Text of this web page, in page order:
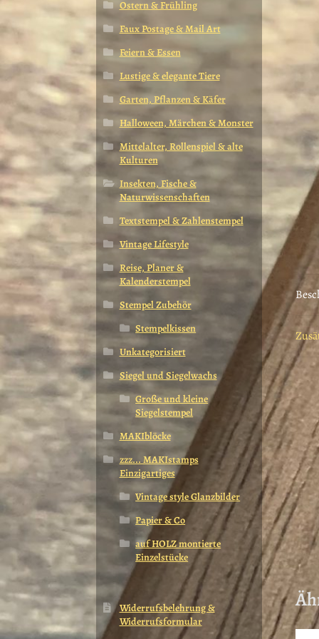
Ostern & Frühling
Faux Postage & Mail Art
Feiern & Essen
Lustige & elegante Tiere
Garten, Pflanzen & Käfer
Halloween, Märchen & Monster
Mittelalter, Rollenspiel & alte
Kulturen
Insekten, Fische &
Naturwissenschaften
Textstempel & Zahlenstempel
Vintage Lifestyle
Reise, Planer &
Kalenderstempel
Stempel Zubehör
Stempelkissen
Unkategorisiert
Siegel und Siegelwachs
Große und kleine
Siegelstempel
MAKIblöcke
zzz... MAKIstamps
Einzigartiges
Vintage style Glanzbilder
Papier & Co
auf HOLZ montierte
Einzelstücke
Widerrufsbelehrung &
Widerrufsformular